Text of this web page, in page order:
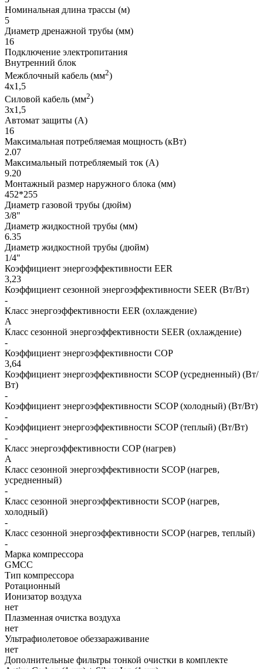
Номинальная длина трассы (м)
5
Диаметр дренажной трубы (мм)
16
Подключение электропитания
Внутренний блок
Межблочный кабель (мм2)
4x1,5
Силовой кабель (мм2)
3x1,5
Автомат защиты (А)
16
Максимальная потребляемая мощность (кВт)
2.07
Максимальный потребляемый ток (А)
9.20
Монтажный размер наружного блока (мм)
452*255
Диаметр газовой трубы (дюйм)
3/8"
Диаметр жидкостной трубы (мм)
6.35
Диаметр жидкостной трубы (дюйм)
1/4"
Коэффициент энергоэффективности EER
3,23
Коэффициент сезонной энергоэффективности SEER (Вт/Вт)
-
Класс энергоэффективности EER (охлаждение)
A
Класс сезонной энергоэффективности SEER (охлаждение)
-
Коэффициент энергоэффективности COP
3,64
Коэффициент энергоэффективности SCOP (усредненный) (Вт/
Вт)
-
Коэффициент энергоэффективности SCOP (холодный) (Вт/Вт)
-
Коэффициент энергоэффективности SCOP (теплый) (Вт/Вт)
-
Класс энергоэффективности COP (нагрев)
A
Класс сезонной энергоэффективности SCOP (нагрев,
усредненный)
-
Класс сезонной энергоэффективности SCOP (нагрев,
холодный)
-
Класс сезонной энергоэффективности SCOP (нагрев, теплый)
-
Марка компрессора
GMCC
Тип компрессора
Ротационный
Ионизатор воздуха
нет
Плазменная очистка воздуха
нет
Ультрафиолетовое обеззараживание
нет
Дополнительные фильтры тонкой очистки в комплекте